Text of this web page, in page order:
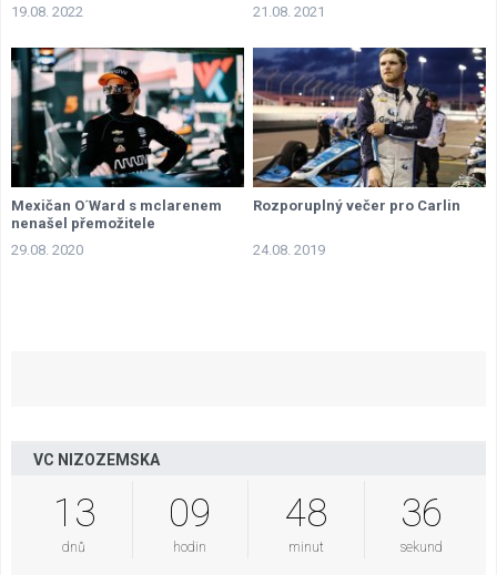
19.08. 2022
21.08. 2021
Mexičan O´Ward s mclarenem
nenašel přemožitele
29.08. 2020
Rozporuplný večer pro Carlin
24.08. 2019
VC NIZOZEMSKA
13
dnů
09
hodin
48
minut
35
sekund